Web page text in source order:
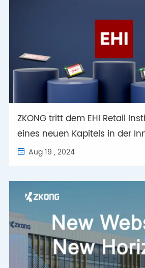
ZKONG tritt dem EHI Retail
eines neuen Kapitels in der
intelligenten Einzelhandels
 Aug 19 , 2024